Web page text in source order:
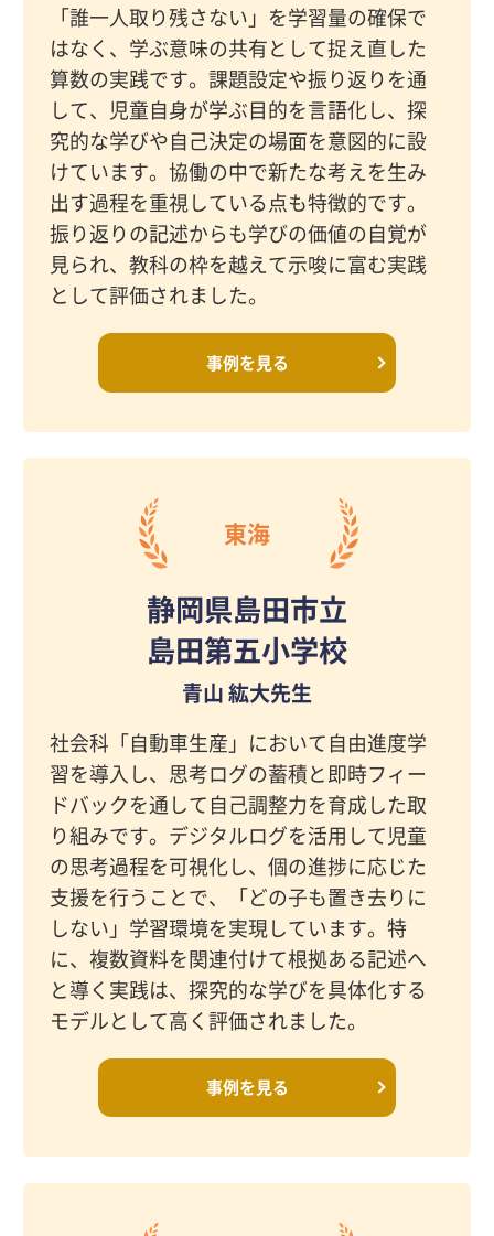
「誰一人取り残さない」を学習量の確保で
はなく、学ぶ意味の共有として捉え直した
算数の実践です。課題設定や振り返りを通
して、児童自身が学ぶ目的を言語化し、探
究的な学びや自己決定の場面を意図的に設
けています。協働の中で新たな考えを生み
出す過程を重視している点も特徴的です。
振り返りの記述からも学びの価値の自覚が
見られ、教科の枠を越えて示唆に富む実践
として評価されました。
事例を見る
東海
静岡県島田市立
島田第五小学校
青山 紘大先生
社会科「自動車生産」において自由進度学
習を導入し、思考ログの蓄積と即時フィー
ドバックを通して自己調整力を育成した取
り組みです。デジタルログを活用して児童
の思考過程を可視化し、個の進捗に応じた
支援を行うことで、「どの子も置き去りに
しない」学習環境を実現しています。特
に、複数資料を関連付けて根拠ある記述へ
と導く実践は、探究的な学びを具体化する
モデルとして高く評価されました。
事例を見る